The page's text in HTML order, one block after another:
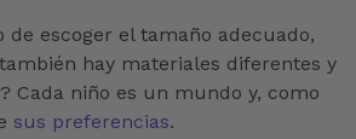
de escoger el tamaño adecuado,
hay materiales diferentes y
Cada niño es un mundo y, como
sus preferencias.